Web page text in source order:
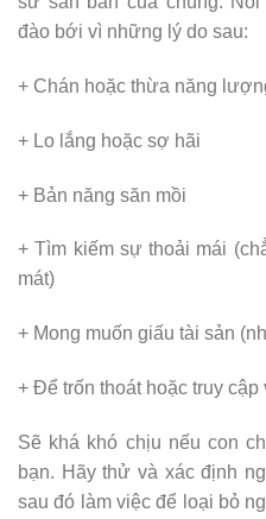
đào bới vì những lý do sau:
+ Chán hoặc thừa năng
+ Lo lắng hoặc sợ hãi
+ Bản năng săn mồi
+ Tìm kiếm sự thoải mái
mát)
+ Mong muốn giấu tài sản
+ Để trốn thoát hoặc truy cập
Sẽ khá khó chịu nếu con
bạn. Hãy thử và xác định
sau đó làm việc để loại bỏ